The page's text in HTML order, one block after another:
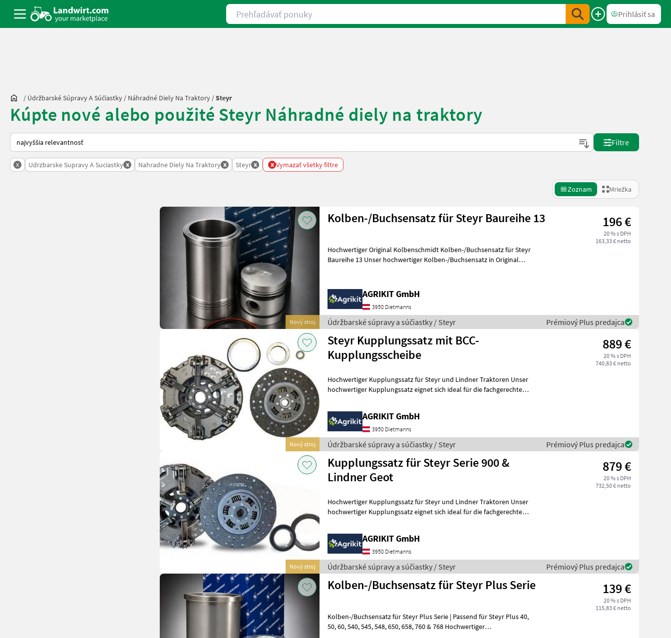
Prehľadávať ponuky
Prihlásiť sa
/ Údržbarské Súpravy A Súčiastky / Náhradné Diely Na Traktory /Steyr
Kúpte nové alebo použité Steyr Náhradné diely na traktory
Takto sa vykonáva triedenie na Landwirt.com
Filtre
x Udrzbarske Supravy A Suciastky x Nahradne Diely Na Traktory x Steyr x x Vymazať všetky filtre
Zoznam Mriežka
Nový stroj
Kolben-/Buchsensatz für Steyr Baureihe 13 196 €
20 % s DPH
163,33 € netto
Hochwertiger Original Kolbenschmidt Kolben-/Buchsensatz für Steyr
Baureihe 13 Unser hochwertiger Kolben-/Buchsensatz in Original
AGRIKIT GmbH
3950 Dietmanns
Údržbarské súpravy a súčiastky / Steyr Prémiový Plus predajca
Nový stroj
Steyr Kupplungssatz mit BCC-
Kupplungsscheibe
889 €
20 % s DPH
740,83 € netto
Hochwertiger Kupplungssatz für Steyr und Lindner Traktoren Unser
hochwertiger Kupplungssatz eignet sich ideal für die fachgerechte
AGRIKIT GmbH
3950 Dietmanns
Údržbarské súpravy a súčiastky / Steyr Prémiový Plus predajca
Nový stroj
Kupplungssatz für Steyr Serie 900 &
Lindner Geot
879 €
20 % s DPH
732,50 € netto
Hochwertiger Kupplungssatz für Steyr und Lindner Traktoren Unser
hochwertiger Kupplungssatz eignet sich ideal für die fachgerechte
AGRIKIT GmbH
3950 Dietmanns
Údržbarské súpravy a súčiastky / Steyr Prémiový Plus predajca
Kolben-/Buchsensatz für Steyr Plus Serie 139 €
20 % s DPH
115,83 € netto
Kolben-/Buchsensatz für Steyr Plus Serie | Passend für Steyr Plus 40,
50, 60, 540, 545, 548, 650, 658, 760 & 768 Hochwertiger